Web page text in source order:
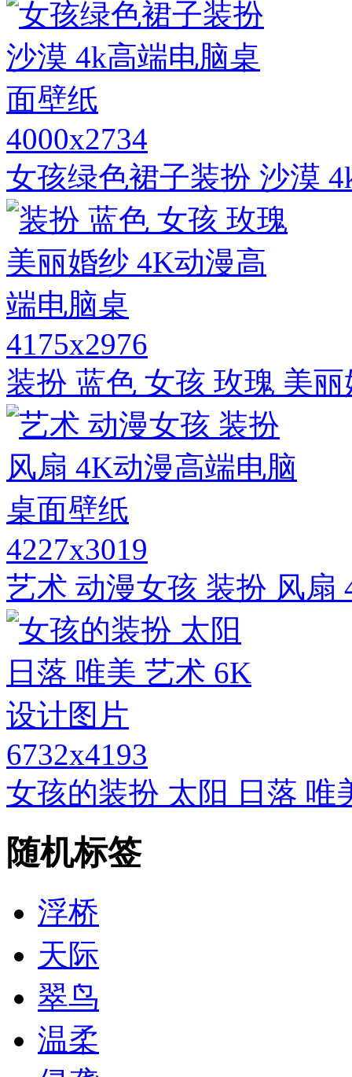
4000x2734
女孩绿色裙子装扮 沙漠
4175x2976
装扮 蓝色 女孩 玫瑰 美
4227x3019
艺术 动漫女孩 装扮 风扇
6732x4193
女孩的装扮 太阳 日落 唯
随机标签
浮桥
天际
翠鸟
温柔